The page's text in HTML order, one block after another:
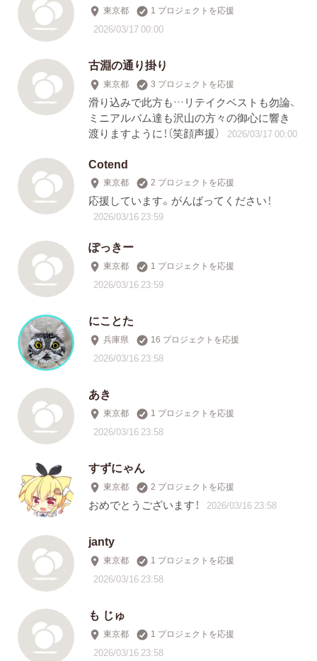
東京都 1 プロジェクトを応援
2026/03/17 00:00
古淵の通り掛り
東京都 3 プロジェクトを応援
滑り込みで此方も…リテイクベストも勿論、
ミニアルバム達も沢山の方々の御心に響き
渡りますように！（笑顔声援）
2026/03/17 00:00
Cotend
東京都 2 プロジェクトを応援
応援しています。がんばってください！
2026/03/16 23:59
ぽっきー
東京都 1 プロジェクトを応援
2026/03/16 23:59
にことた
兵庫県 16 プロジェクトを応援
2026/03/16 23:58
あき
東京都 1 プロジェクトを応援
2026/03/16 23:58
すずにゃん
東京都 2 プロジェクトを応援
おめでとうございます！ 2026/03/16 23:58
janty
東京都 1 プロジェクトを応援
2026/03/16 23:58
も じゅ
東京都 1 プロジェクトを応援
2026/03/16 23:58